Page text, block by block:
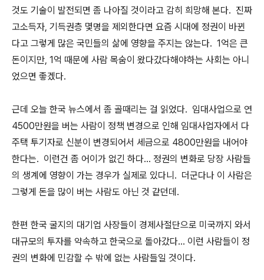
것도 기술이 발전되면 좀 나아질 것이라고 감히 희망해 본다. 진짜
고소득자, 기득권층 몇명을 제외한다면 요즘 시대에 정권이 바뀐
다고 그렇게 많은 국민들의 삶에 영향을 주지는 않는다. 1억은 큰
돈이지만, 1억 때문에 사람 목숨이 왔다갔다해야하는 사회는 아니
었으면 좋겠다.
근데 오늘 한국 뉴스에서 좀 골때리는 걸 읽었다. 임대사업으로 연
4500만원을 버는 사람이 정책 변경으로 인해 임대사업자에서 다
주택 투기자로 신분이 변경되어서 세금으로 4800만원을 내어야
한다는. 이런건 좀 어이가 없긴 하다... 정권의 변화로 당장 사람들
의 생계에 영향이 가는 경우가 실제로 있다니. 더군다나 이 사람은
그렇게 돈을 많이 버는 사람도 아닌 것 같던데.
한편 한국 굴지의 대기업 사장들이 경제사절단으로 미국까지 와서
대규모의 투자를 약속하고 한국으로 돌아갔다... 이런 사람들이 정
권의 변화에 민감할 수 밖에 없는 사람들일 것이다.